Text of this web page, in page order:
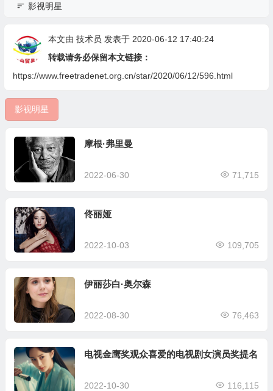
影视明星
本文由 技术员 发表于 2020-06-12 17:40:24
转载请务必保留本文链接：
https://www.freetradenet.org.cn/star/2020/06/12/596.html
影视明星
摩根·弗里曼
2022-06-30 71,715
佟丽娅
2022-10-03 109,705
伊丽莎白·奥尔森
2022-08-30 76,463
电视金鹰奖观众喜爱的电视剧女演员奖提名
2022-10-30 116,115